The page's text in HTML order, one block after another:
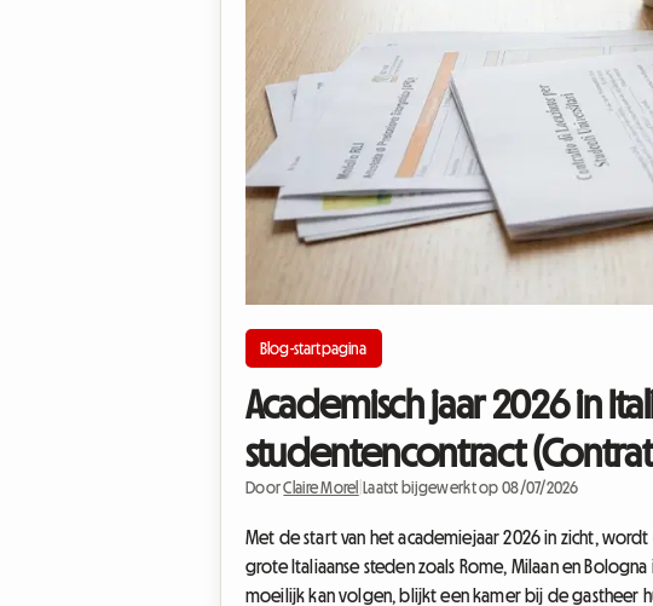
Blog-startpagina
Academisch jaar 2026 in
studentencontract
DoorClaire Morel Laatst bijgewerkt op 08/07/2026
Met de start van het academiejaar 2026 in zicht,
grote Italiaanse steden zoals Rome, Milaan en
moeilijk kan volgen, blijkt een kamer bij de gastheer